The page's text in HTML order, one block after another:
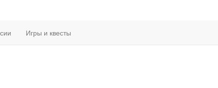
Игры и квесты